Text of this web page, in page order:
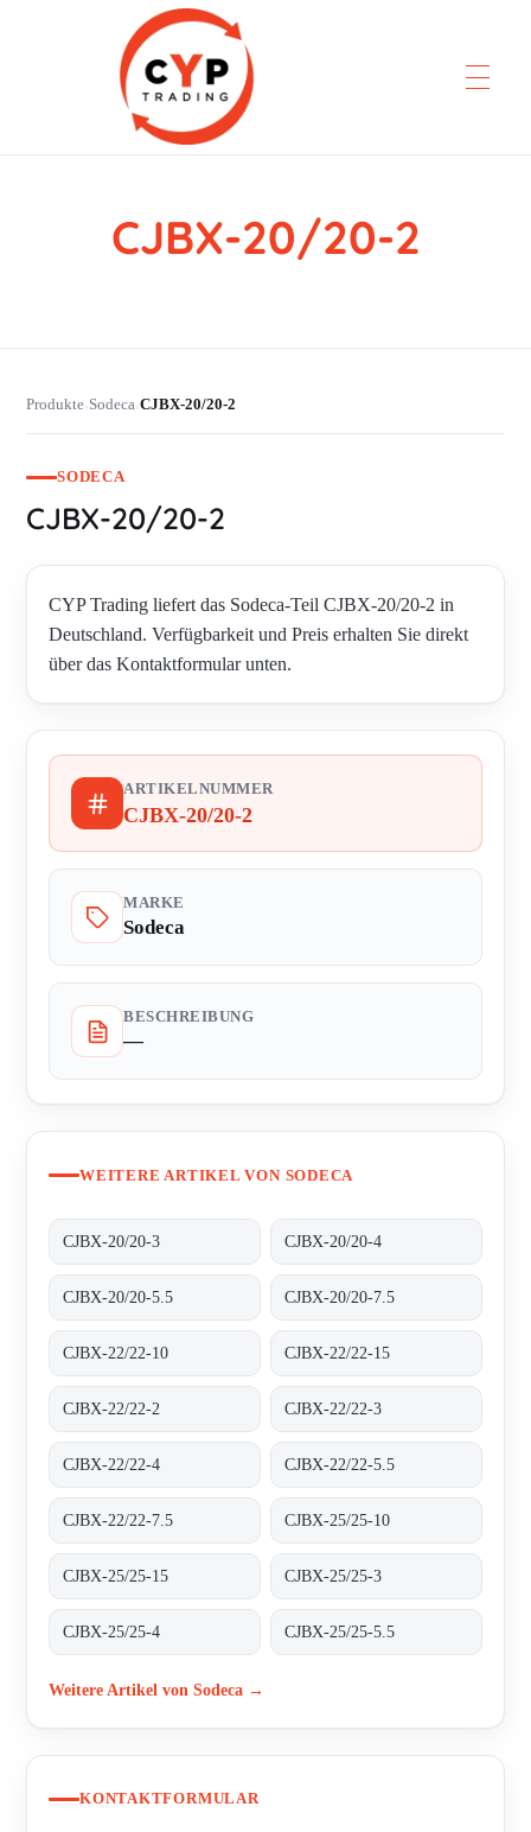
CYP Trading
Professionelle Ersatzteilbeschaffung
CJBX-20/20-2
Produkte›Sodeca›CJBX-20/20-2
SODECA
CJBX-20/20-2
CYP Trading liefert das Sodeca-Teil CJBX-20/20-2 in
Deutschland. Verfügbarkeit und Preis erhalten Sie direkt
über das Kontaktformular unten.
ARTIKELNUMMER
CJBX-20/20-2
MARKE
Sodeca
BESCHREIBUNG
—
WEITERE ARTIKEL VON SODECA
CJBX-20/20-3 CJBX-20/20-4
CJBX-20/20-5.5 CJBX-20/20-7.5
CJBX-22/22-10 CJBX-22/22-15
CJBX-22/22-2 CJBX-22/22-3
CJBX-22/22-4 CJBX-22/22-5.5
CJBX-22/22-7.5 CJBX-25/25-10
CJBX-25/25-15 CJBX-25/25-3
CJBX-25/25-4 CJBX-25/25-5.5
Weitere Artikel von Sodeca →
KONTAKTFORMULAR